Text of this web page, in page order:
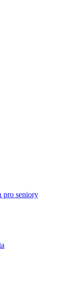
pro seniory